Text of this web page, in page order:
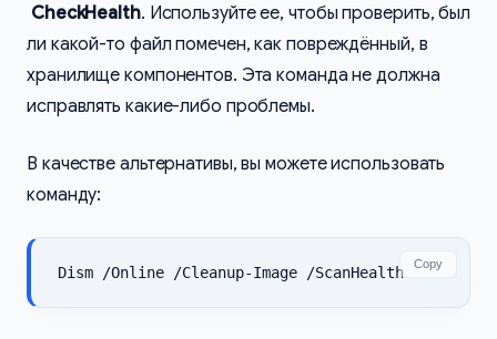
CheckHealth. Используйте ее, чтобы проверить, был
ли какой-то файл помечен, как повреждённый, в
хранилище компонентов. Эта команда не должна
исправлять какие-либо проблемы.
В качестве альтернативы, вы можете использовать
команду:
Dism /Online /Cleanup-Image /ScanHealth Copy